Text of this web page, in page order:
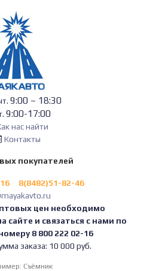
9:00 – 18:30
9:00-17:00
нас найти
Контакты
покупателей
8(8482)51-82-46
цен необходимо
сайте и связаться с нами по
8 800 222 02-16
заказа: 10 000 руб.
Съёмник